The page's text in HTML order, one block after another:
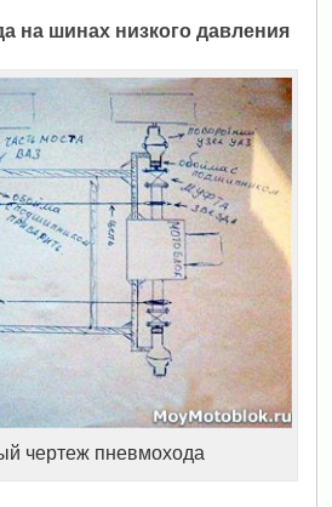
на шинах низкого давления
чертеж пневмохода